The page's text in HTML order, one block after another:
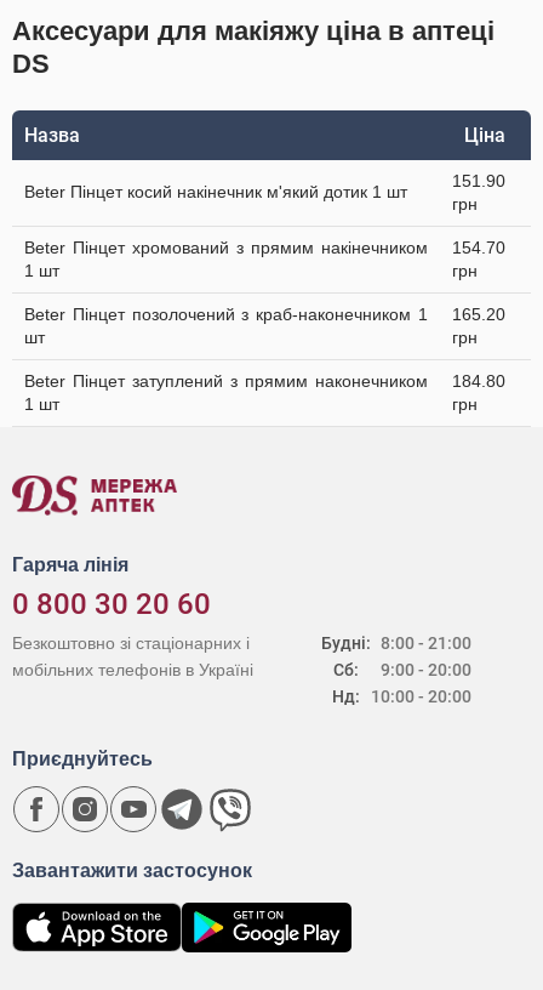
Аксесуари для макіяжу ціна в аптеці
DS
Назва Ціна
Beter Пінцет косий накінечник м'який дотик 1 шт
151.90
грн
Beter Пінцет хромований з прямим накінечником
1 шт
154.70
грн
Beter Пінцет позолочений з краб-наконечником 1
шт
165.20
грн
Beter Пінцет затуплений з прямим наконечником
1 шт
184.80
грн
Гаряча лінія
0 800 30 20 60
Будні:
Сб:
Нд:
8:00 - 21:00
9:00 - 20:00
10:00 - 20:00
Безкоштовно зі стаціонарних і
мобільних телефонів в Україні
Завантажити застосунок
Приєднуйтесь